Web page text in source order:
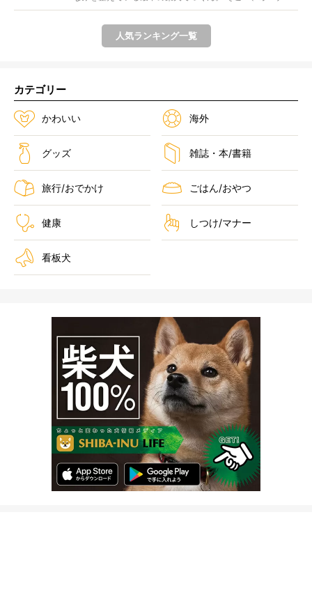
さ...
人気ランキング一覧
カテゴリー
かわいい 海外
グッズ 雑誌・本/書籍
旅行/おでかけ ごはん/おやつ
健康 しつけ/マナー
看板犬